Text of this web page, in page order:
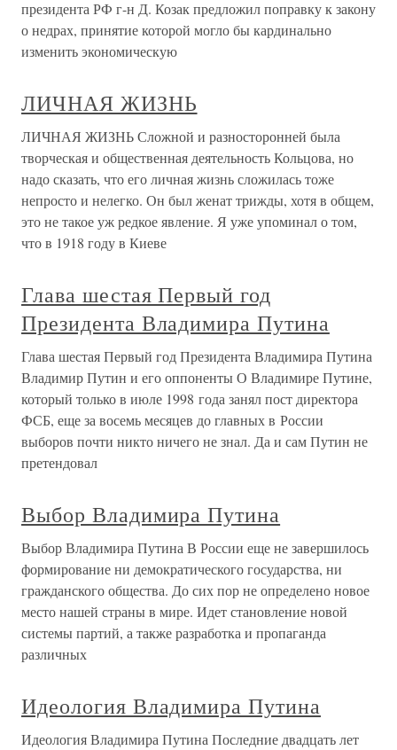
президента РФ г-н Д. Козак предложил поправку к закону
о недрах, принятие которой могло бы кардинально
изменить экономическую
ЛИЧНАЯ ЖИЗНЬ
ЛИЧНАЯ ЖИЗНЬ Сложной и разносторонней была
творческая и общественная деятельность Кольцова, но
надо сказать, что его личная жизнь сложилась тоже
непросто и нелегко. Он был женат трижды, хотя в общем,
это не такое уж редкое явление. Я уже упоминал о том,
что в 1918 году в Киеве
Глава шестая Первый год
Президента Владимира Путина
Глава шестая Первый год Президента Владимира Путина
Владимир Путин и его оппоненты О Владимире Путине,
который только в июле 1998 года занял пост директора
ФСБ, еще за восемь месяцев до главных в России
выборов почти никто ничего не знал. Да и сам Путин не
претендовал
Выбор Владимира Путина
Выбор Владимира Путина В России еще не завершилось
формирование ни демократического государства, ни
гражданского общества. До сих пор не определено новое
место нашей страны в мире. Идет становление новой
системы партий, а также разработка и пропаганда
различных
Идеология Владимира Путина
Идеология Владимира Путина Последние двадцать лет